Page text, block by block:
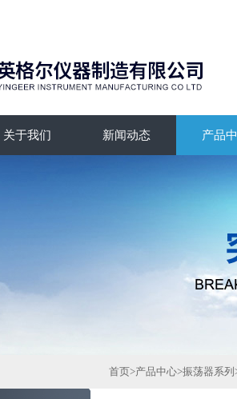
关于我们 新闻动态 产品
首页>产品中心>振荡器系列